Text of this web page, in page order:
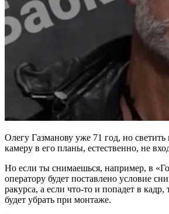
Олегу Газманову уже 71 год, но
камеру в его планы, естественно, не
Но если ты снимаешься, например, в
оператору будет поставлено условие
ракурса, а если что-то и попадет в кадр,
будет убрать при монтаже.